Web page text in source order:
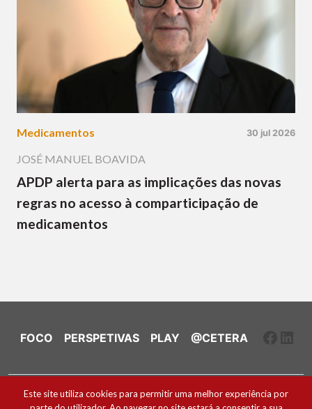
Medicamentos 30 jul 2026
JOSÉ MANUEL BOAVIDA
APDP alerta para as implicações das novas
regras no acesso à comparticipação de
medicamentos
FOCO PERSPETIVAS PLAY @CETERA
Ficha Técnica e Estatuto Editorial
Este site utiliza cookies para permitir uma melhor experiência por